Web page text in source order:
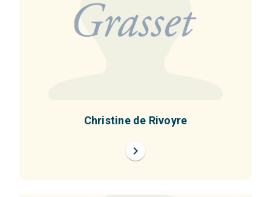
Christine de Rivoyre
chevron_right